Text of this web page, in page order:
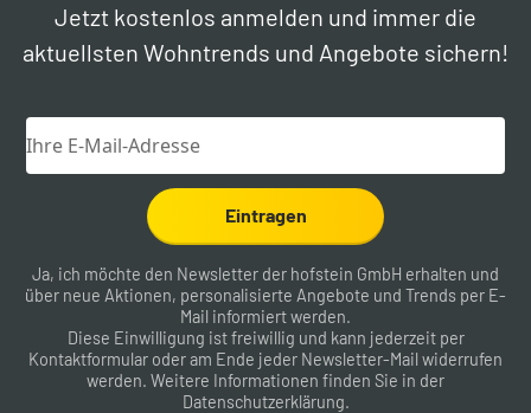
Jetzt kostenlos anmelden und immer die
aktuellsten Wohntrends und Angebote sichern!
Eintragen
Ja, ich möchte den Newsletter der hofstein GmbH erhalten und
über neue Aktionen, personalisierte Angebote und Trends per E-
Mail informiert werden.
Diese Einwilligung ist freiwillig und kann jederzeit per
Kontaktformular oder am Ende jeder Newsletter-Mail widerrufen
werden. Weitere Informationen finden Sie in der
Datenschutzerklärung.